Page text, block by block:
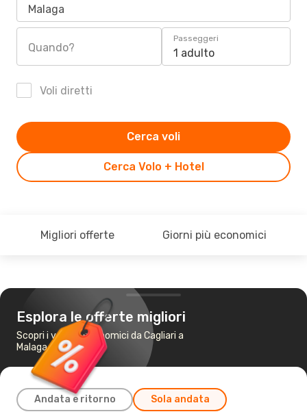
Malaga
Quando?
Passeggeri
1 adulto
Voli diretti
Cerca Volo + Hotel
Cerca voli
Migliori offerte Giorni più economici
Esplora le offerte migliori
Scopri i voli più economici da Cagliari a
Malaga
Andata e ritorno Sola andata